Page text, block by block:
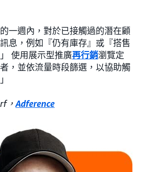
的一週內，對於已接觸過的潛在顧
息，例如『仍有庫存』或『搭售
使用展示型推廣再行銷瀏覽定
，並依流量時段篩選，以協助觸
， Adference